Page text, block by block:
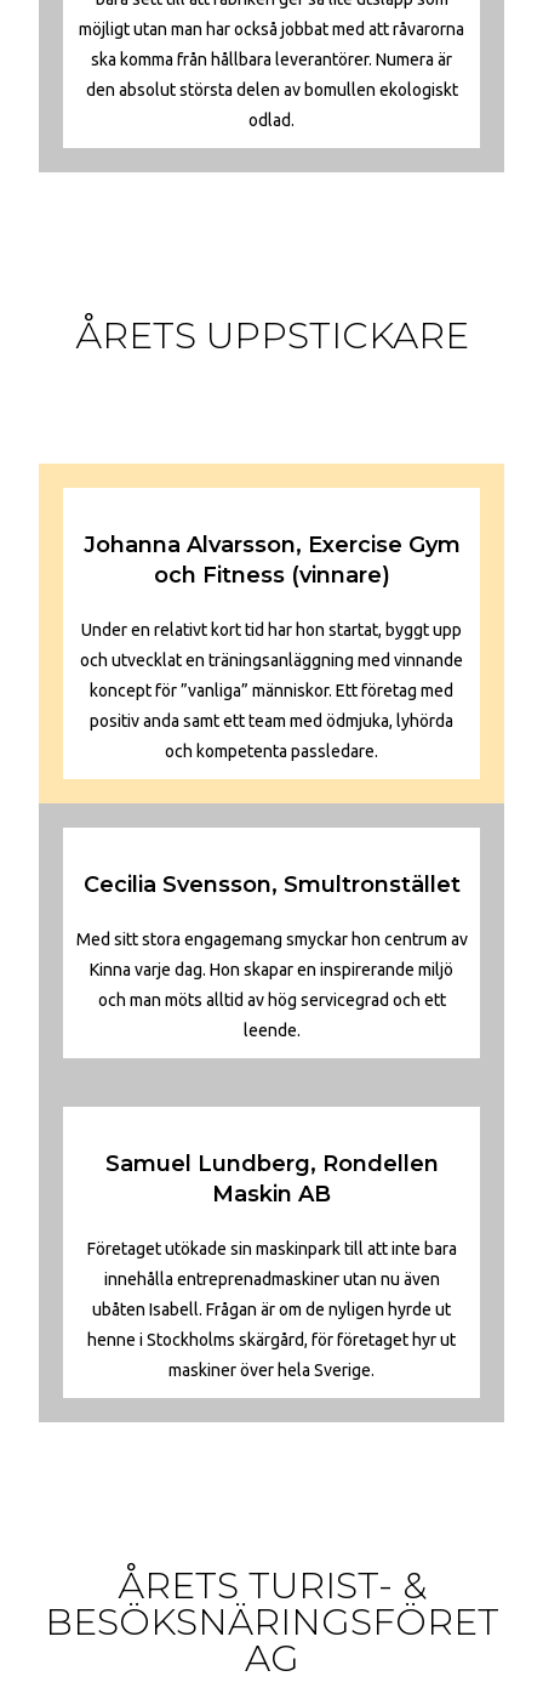
möjligt utan man har också jobbat med att råvarorna
ska komma från hållbara leverantörer. Numera är
den absolut största delen av bomullen ekologiskt
odlad.
ÅRETS UPPSTICKARE
Johanna Alvarsson, Exercise Gym
och Fitness (vinnare)
Under en relativt kort tid har hon startat, byggt upp
och utvecklat en träningsanläggning med vinnande
koncept för ”vanliga” människor. Ett företag med
positiv anda samt ett team med ödmjuka, lyhörda
och kompetenta passledare.
Cecilia Svensson, Smultronstället
Med sitt stora engagemang smyckar hon centrum av
Kinna varje dag. Hon skapar en inspirerande miljö
och man möts alltid av hög servicegrad och ett
leende.
Samuel Lundberg, Rondellen
Maskin AB
Företaget utökade sin maskinpark till att inte bara
innehålla entreprenadmaskiner utan nu även
ubåten Isabell. Frågan är om de nyligen hyrde ut
henne i Stockholms skärgård, för företaget hyr ut
maskiner över hela Sverige.
ÅRETS TURIST- &
BESÖKSNÄRINGSFÖRET
AG